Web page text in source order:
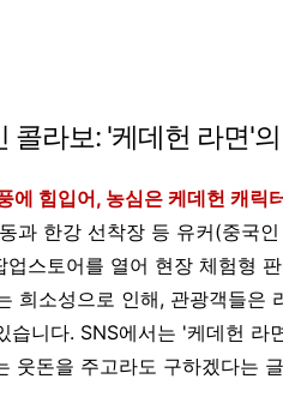
라보: '케데헌 라면'
에 힘입어, 농심은 케데헌 캐릭
과 한강 선착장 등 유커(중국
스토어를 열어 현장 체험형
희소성으로 인해, 관광객들은
니다. SNS에서는 '케데헌 라
웃돈을 주고라도 구하겠다는